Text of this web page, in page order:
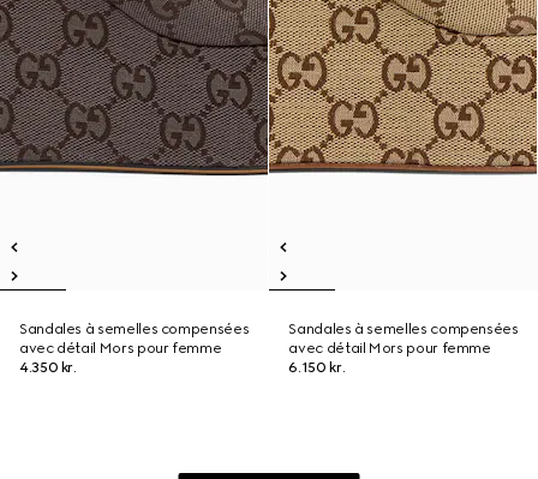
Sandales à semelles compensées
avec détail Mors pour femme
4.350 kr.
Sandales à semelles compensées
avec détail Mors pour femme
6.150 kr.